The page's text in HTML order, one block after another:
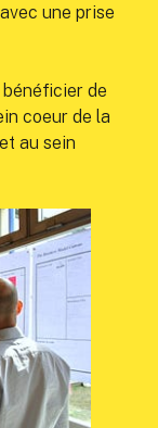
une prise
de
coeur de la
au sein